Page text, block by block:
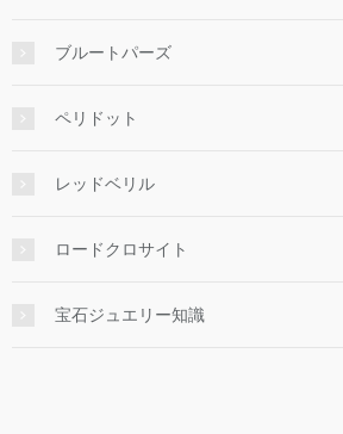
ブルートパーズ
ペリドット
レッドベリル
ロードクロサイト
宝石ジュエリー知識